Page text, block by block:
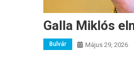
Galla Miklós
Bulvár Május 29, 2026